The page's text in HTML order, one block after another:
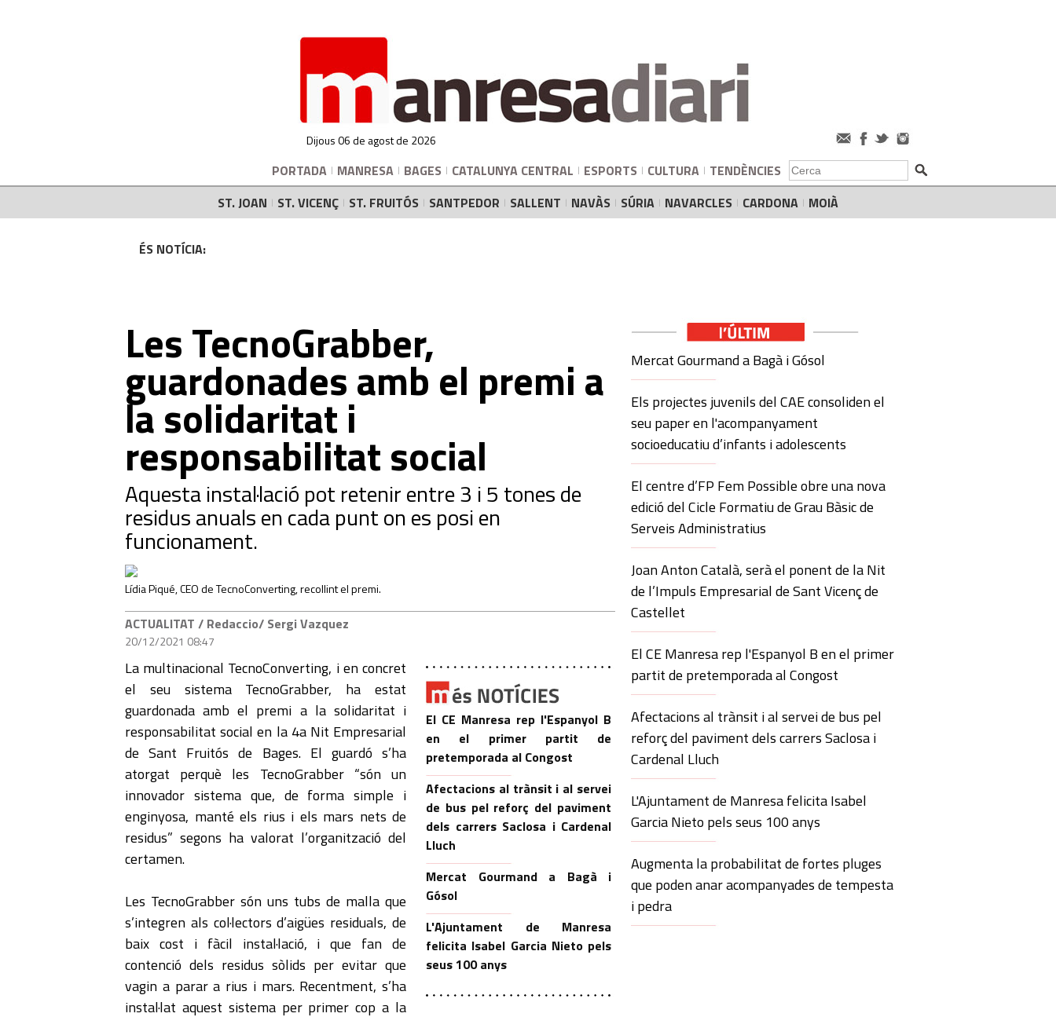
Dijous 06 de agost de 2026
PORTADA MANRESA BAGES CATALUNYA CENTRAL ESPORTS CULTURA TENDÈNCIES
ST. JOAN
ST. VICENÇ ST. FRUITÓS SANTPEDOR SALLENT NAVÀS SÚRIA NAVARCLES CARDONA MOIÀ
ÉS NOTÍCIA:
Les TecnoGrabber,
guardonades amb el premi a
la solidaritat i
responsabilitat social
Aquesta instal·lació pot retenir entre 3 i 5 tones de
residus anuals en cada punt on es posi en
funcionament.
Lídia Piqué, CEO de TecnoConverting, recollint el premi.
ACTUALITAT / Redaccio/ Sergi Vazquez
20/12/2021 08:47
El CE Manresa rep l'Espanyol B
en el primer partit de
pretemporada al Congost
Afectacions al trànsit i al servei
de bus pel reforç del paviment
dels carrers Saclosa i Cardenal
Lluch
Mercat Gourmand a Bagà i
Gósol
L'Ajuntament de Manresa
felicita Isabel Garcia Nieto pels
seus 100 anys
La multinacional TecnoConverting, i en concret
el seu sistema TecnoGrabber, ha estat
guardonada amb el premi a la solidaritat i
responsabilitat social en la 4a Nit Empresarial
de Sant Fruitós de Bages. El guardó s’ha
atorgat perquè les TecnoGrabber “són un
innovador sistema que, de forma simple i
enginyosa, manté els rius i els mars nets de
residus” segons ha valorat l’organització del
certamen.
Les TecnoGrabber són uns tubs de malla que
s’integren als col·lectors d’aigües residuals, de
baix cost i fàcil instal·lació, i que fan de
contenció dels residus sòlids per evitar que
vagin a parar a rius i mars. Recentment, s’ha
instal·lat aquest sistema per primer cop a la
Mercat Gourmand a Bagà i Gósol
Els projectes juvenils del CAE consoliden el
seu paper en l'acompanyament
socioeducatiu d’infants i adolescents
El centre d’FP Fem Possible obre una nova
edició del Cicle Formatiu de Grau Bàsic de
Serveis Administratius
Joan Anton Català, serà el ponent de la Nit
de l’Impuls Empresarial de Sant Vicenç de
Castellet
El CE Manresa rep l'Espanyol B en el primer
partit de pretemporada al Congost
Afectacions al trànsit i al servei de bus pel
reforç del paviment dels carrers Saclosa i
Cardenal Lluch
L'Ajuntament de Manresa felicita Isabel
Garcia Nieto pels seus 100 anys
Augmenta la probabilitat de fortes pluges
que poden anar acompanyades de tempesta
i pedra